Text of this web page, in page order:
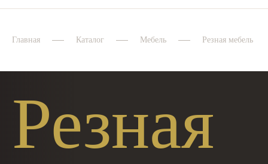
Главная Каталог Мебель Резная мебель
Резная